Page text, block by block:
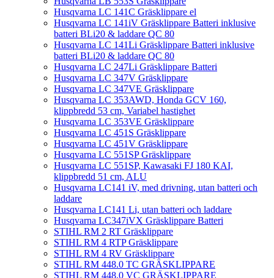
Husqvarna LC 141C Gräsklippare el
Husqvarna LC 141iV Gräsklippare Batteri inklusive
batteri BLi20 & laddare QC 80
Husqvarna LC 141Li Gräsklippare Batteri inklusive
batteri BLi20 & laddare QC 80
Husqvarna LC 247Li Gräsklippare Batteri
Husqvarna LC 347V Gräsklippare
Husqvarna LC 347VE Gräsklippare
Husqvarna LC 353AWD, Honda GCV 160,
klippbredd 53 cm, Variabel hastighet
Husqvarna LC 353VE Gräsklippare
Husqvarna LC 451S Gräsklippare
Husqvarna LC 451V Gräsklippare
Husqvarna LC 551SP Gräsklippare
Husqvarna LC 551SP, Kawasaki FJ 180 KAI,
klippbredd 51 cm, ALU
Husqvarna LC141 iV, med drivning, utan batteri och
laddare
Husqvarna LC141 Li, utan batteri och laddare
Husqvarna LC347iVX Gräsklippare Batteri
STIHL RM 2 RT Gräsklippare
STIHL RM 4 RTP Gräsklippare
STIHL RM 4 RV Gräsklippare
STIHL RM 448.0 TC GRÄSKLIPPARE
STIHL RM 448.0 VC GRÄSKLIPPARE